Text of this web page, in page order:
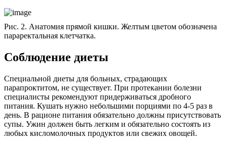
Рис. 2. Анатомия прямой кишки. Желтым цветом обозначена
параректальная клетчатка.
Соблюдение диеты
Специальной диеты для больных, страдающих
парапроктитом, не существует. При протекании болезни
специалисты рекомендуют придерживаться дробного
питания. Кушать нужно небольшими порциями по 4-5 раз в
день. В рационе питания обязательно должны присутствовать
супы. Ужин должен быть легким и обязательно состоять из
любых кисломолочных продуктов или свежих овощей.